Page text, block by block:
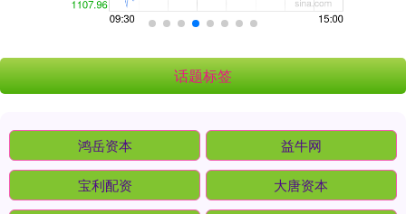
话题标签
鸿岳资本 益牛网
宝利配资 大唐资本